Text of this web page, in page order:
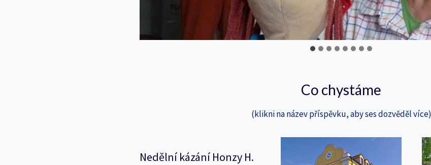
Co chystáme
(klikni na název příspěvku, aby ses dozvěděl více)
Nedělní kázání Honzy H.